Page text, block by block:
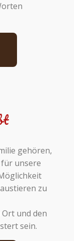
gehören,
unsere
zu
und den
sein.